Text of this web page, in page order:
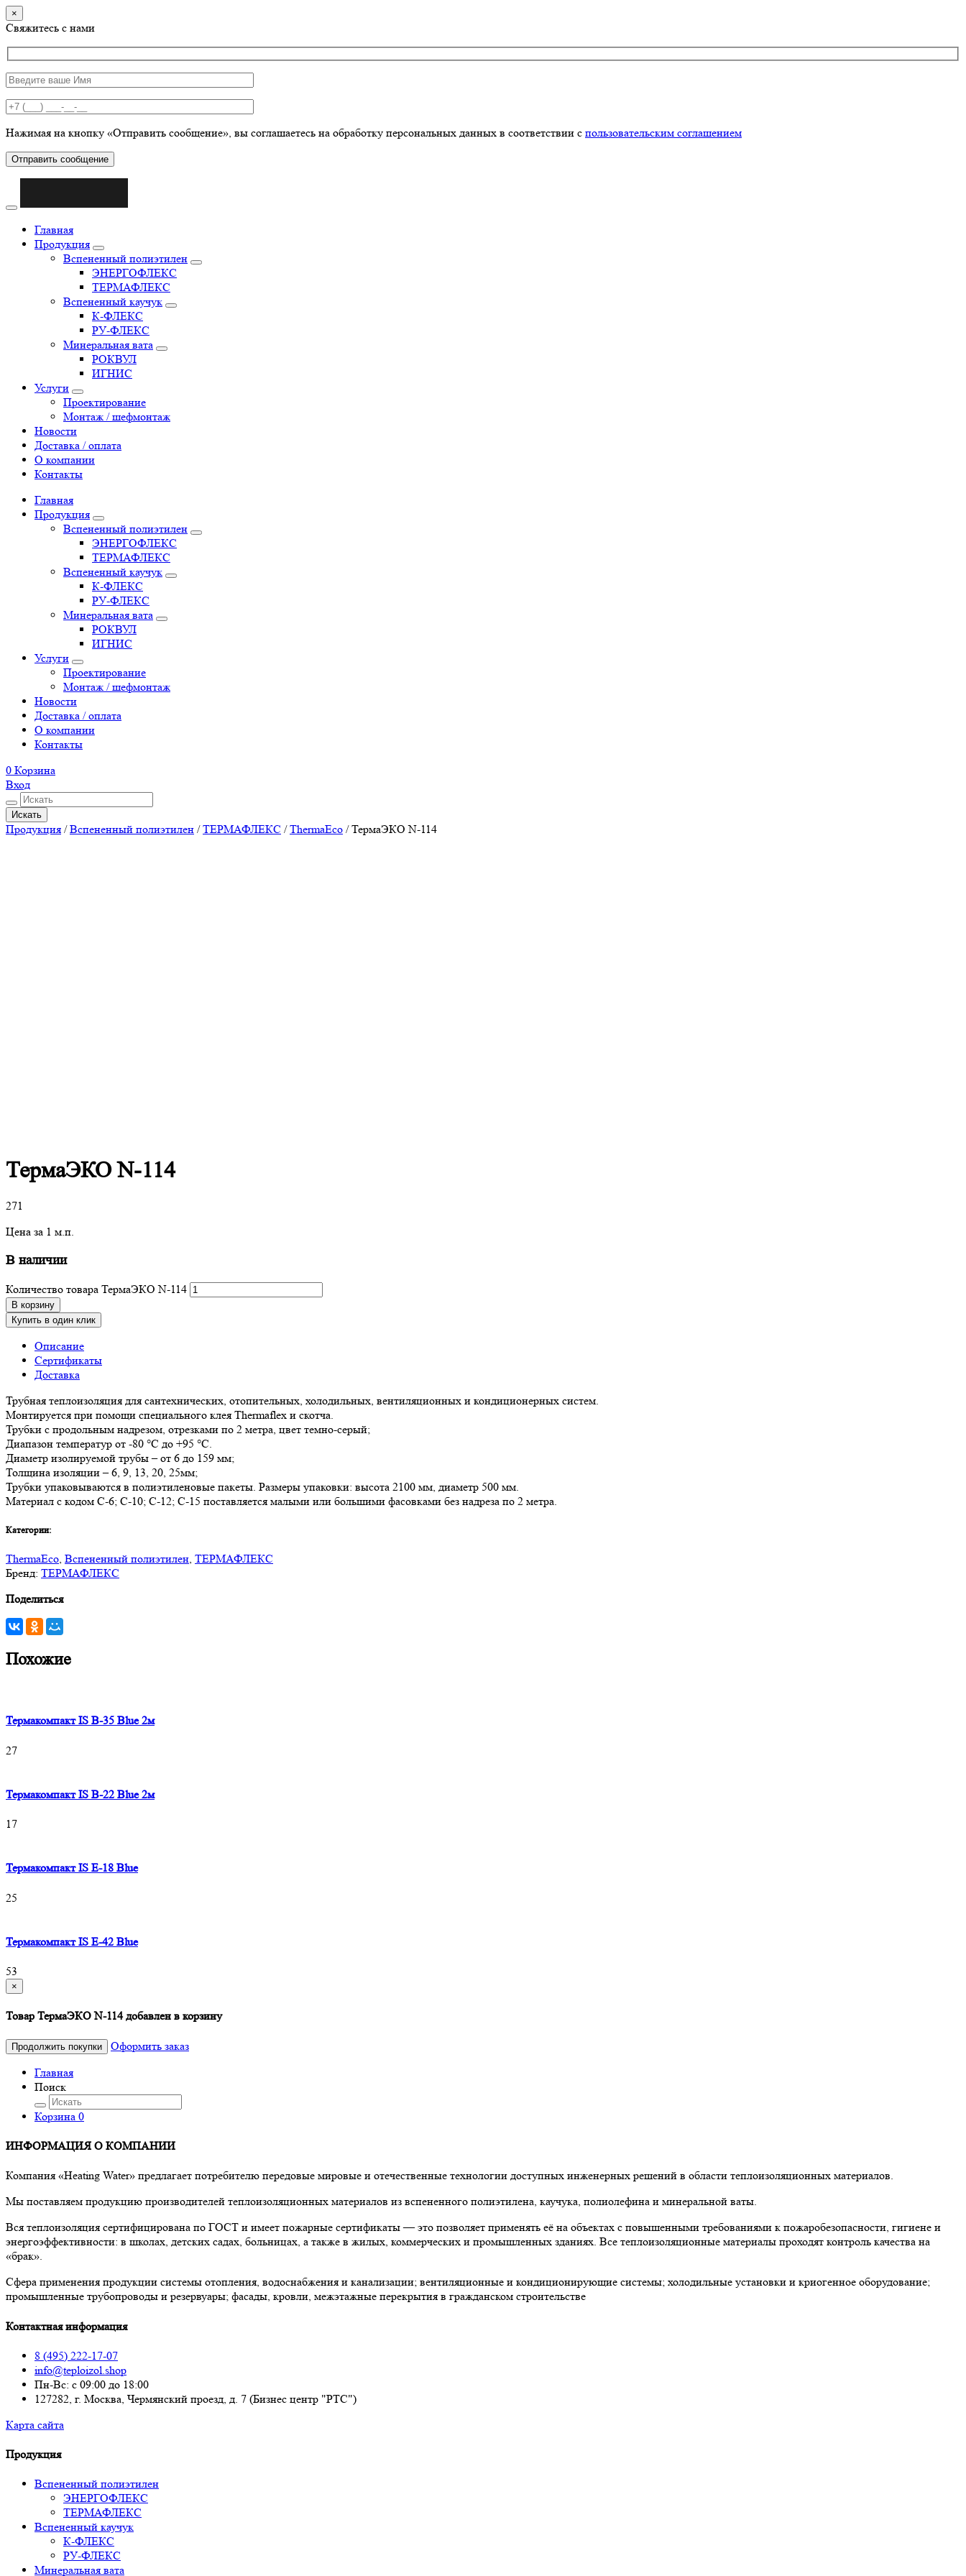
×
Свяжитесь с нами
Нажимая на кнопку «Отправить сообщение», вы соглашаетесь на обработку персональных данных в соответствии с пользовательским соглашением
Отправить сообщение
Главная
Продукция
Вспененный полиэтилен
ЭНЕРГОФЛЕКС
ТЕРМАФЛЕКС
Вспененный каучук
К-ФЛЕКС
РУ-ФЛЕКС
Минеральная вата
РОКВУЛ
ИГНИС
Услуги
Проектирование
Монтаж / шефмонтаж
Новости
Доставка / оплата
О компании
Контакты
Главная
Продукция
Вспененный полиэтилен
ЭНЕРГОФЛЕКС
ТЕРМАФЛЕКС
Вспененный каучук
К-ФЛЕКС
РУ-ФЛЕКС
Минеральная вата
РОКВУЛ
ИГНИС
Услуги
Проектирование
Монтаж / шефмонтаж
Новости
Доставка / оплата
О компании
Контакты
0 Корзина
Вход
Искать
Продукция /Вспененный полиэтилен /ТЕРМАФЛЕКС /ThermaEco /ТермаЭКО N-114
ТермаЭКО N-114
271
Цена за 1 м.п.
В наличии
Количество товара ТермаЭКО N-114
В корзину
Купить в один клик
Описание
Сертификаты
Доставка
Трубная теплоизоляция для сантехнических, отопительных, холодильных, вентиляционных и кондиционерных систем.
Монтируется при помощи специального клея Thermaflex и скотча.
Трубки с продольным надрезом, отрезками по 2 метра, цвет темно-серый;
Диапазон температур от -80 °С до +95 °С.
Диаметр изолируемой трубы – от 6 до 159 мм;
Толщина изоляции – 6, 9, 13, 20, 25мм;
Трубки упаковываются в полиэтиленовые пакеты. Размеры упаковки: высота 2100 мм, диаметр 500 мм.
Материал с кодом С-6; С-10; С-12; С-15 поставляется малыми или большими фасовками без надреза по 2 метра.
Категории:
ThermaEco, Вспененный полиэтилен, ТЕРМАФЛЕКС
Бренд: ТЕРМАФЛЕКС
Поделиться
Похожие
Термакомпакт IS B-35 Blue 2м
27
Термакомпакт IS B-22 Blue 2м
17
Термакомпакт IS E-18 Blue
25
Термакомпакт IS E-42 Blue
53
×
Товар ТермаЭКО N-114 добавлен в корзину
Продолжить покупки
Оформить заказ
Главная
Поиск
Корзина 0
ИНФОРМАЦИЯ О КОМПАНИИ
Компания «Heating Water» предлагает потребителю передовые мировые и отечественные технологии доступных инженерных решений в области теплоизоляционных материалов.
Мы поставляем продукцию производителей теплоизоляционных материалов из вспененного полиэтилена, каучука, полиолефина и минеральной ваты.
Вся теплоизоляция сертифицирована по ГОСТ и имеет пожарные сертификаты — это позволяет применять её на объектах с повышенными требованиями к пожаробезопасности, гигиене и
энергоэффективности: в школах, детских садах, больницах, а также в жилых, коммерческих и промышленных зданиях. Все теплоизоляционные материалы проходят контроль качества на
«брак».
Сфера применения продукции системы отопления, водоснабжения и канализации; вентиляционные и кондиционирующие системы; холодильные установки и криогенное оборудование;
промышленные трубопроводы и резервуары; фасады, кровли, межэтажные перекрытия в гражданском строительстве
Контактная информация
8 (495) 222-17-07
info@teploizol.shop
Пн-Вс: с 09:00 до 18:00
127282, г. Москва, Чермянский проезд, д. 7 (Бизнес центр "РТС")
Карта сайта
Продукция
Вспененный полиэтилен
ЭНЕРГОФЛЕКС
ТЕРМАФЛЕКС
Вспененный каучук
К-ФЛЕКС
РУ-ФЛЕКС
Минеральная вата